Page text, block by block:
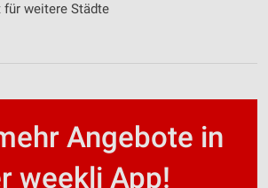
für weitere Städte
Angebote in
weekli App!